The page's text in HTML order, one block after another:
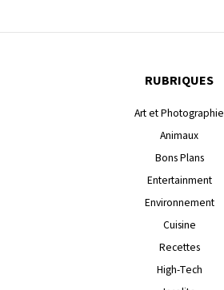
RUBRIQUES
Art et Photographie
Animaux
Bons Plans
Entertainment
Environnement
Cuisine
Recettes
High-Tech